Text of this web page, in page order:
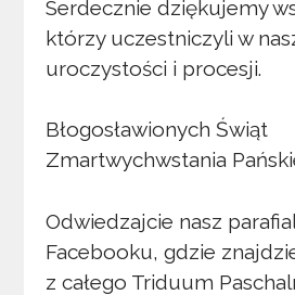
Serdecznie dziękujemy
którzy uczestniczyli w
uroczystości i procesji.
Błogosławionych Świąt
Zmartwychwstania
Odwiedzajcie nasz
Facebooku, gdzie
z całego Triduum